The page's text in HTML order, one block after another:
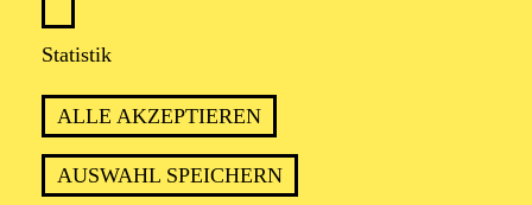
Statistik
ALLE AKZEPTIEREN
AUSWAHL SPEICHERN
FOLGE UNS AUF SOCIAL MEDIA